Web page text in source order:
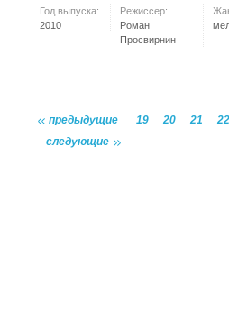
Год выпуска:
2010
Режиссер:
Роман
Просвирнин
предыдущие 19 20 21
22
следующие